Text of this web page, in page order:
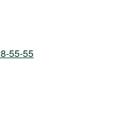
55-55